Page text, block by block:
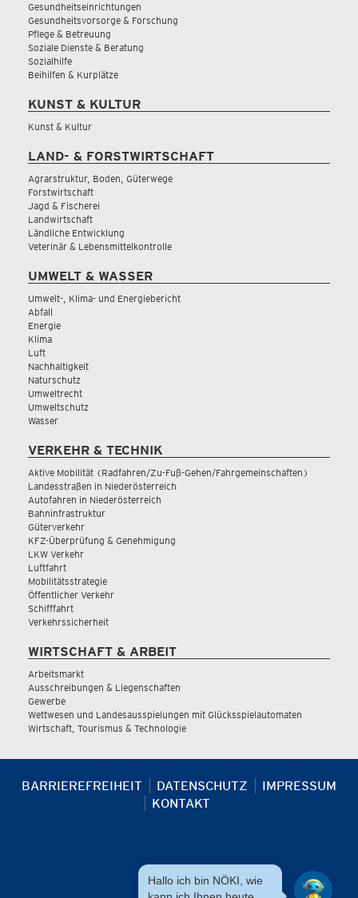
Gesundheitseinrichtungen
Gesundheitsvorsorge & Forschung
Pflege & Betreuung
Soziale Dienste & Beratung
Sozialhilfe
Beihilfen & Kurplätze
KUNST & KULTUR
Kunst & Kultur
LAND- & FORSTWIRTSCHAFT
Agrarstruktur, Boden, Güterwege
Forstwirtschaft
Jagd & Fischerei
Landwirtschaft
Ländliche Entwicklung
Veterinär & Lebensmittelkontrolle
UMWELT & WASSER
Umwelt-, Klima- und Energiebericht
Abfall
Energie
Klima
Luft
Nachhaltigkeit
Naturschutz
Umweltrecht
Umweltschutz
Wasser
VERKEHR & TECHNIK
Aktive Mobilität (Radfahren/Zu-Fuß-Gehen/Fahrgemeinschaften)
Landesstraßen in Niederösterreich
Autofahren in Niederösterreich
Bahninfrastruktur
Güterverkehr
KFZ-Überprüfung & Genehmigung
LKW Verkehr
Luftfahrt
Mobilitätsstrategie
Öffentlicher Verkehr
Schifffahrt
Verkehrssicherheit
WIRTSCHAFT & ARBEIT
Arbeitsmarkt
Ausschreibungen & Liegenschaften
Gewerbe
Wettwesen und Landesausspielungen mit Glücksspielautomaten
Wirtschaft, Tourismus & Technologie
BARRIEREFREIHEIT DATENSCHUTZ
IMPRESSUM
KONTAKT
Hallo ich bin NÖKI, wie